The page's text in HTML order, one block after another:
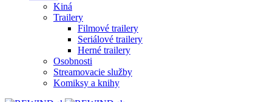
Kiná
Trailery
Filmové trailery
Seriálové trailery
Herné trailery
Osobnosti
Streamovacie služby
Komiksy a knihy